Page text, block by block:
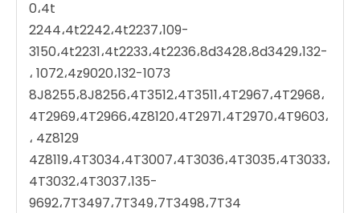
0،4t
2244،4t2242،4t2237،109-
3150،4t2231،4t2233،4t2236،8d3428،8d3429،132-
1072،4z9020،132-1073 ،
8J8255،8J8256،4T3512،4T3511،4T2967،4T2968،
4T2969،4T2966،4Z8120،4T2971،4T2970،4T9603،
4Z8129 ،
4Z8119،4T3034،4T3007،4T3036،4T3035،4T3033،
4T3032،4T3037،135-
9692،7T3497،7T349،7T3498،7T34